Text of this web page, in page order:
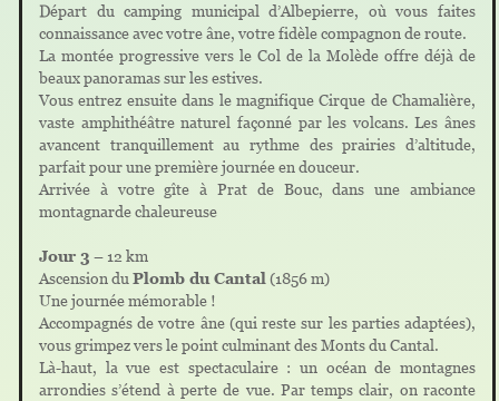
Départ du camping municipal d’Albepierre, où vous faites
connaissance avec votre âne, votre fidèle compagnon de route.
La montée progressive vers le Col de la Molède offre déjà de
beaux panoramas sur les estives.
Vous entrez ensuite dans le magnifique Cirque de Chamalière,
vaste amphithéâtre naturel façonné par les volcans. Les ânes
avancent tranquillement au rythme des prairies d’altitude,
parfait pour une première journée en douceur.
Arrivée à votre gîte à Prat de Bouc, dans une ambiance
montagnarde chaleureuse
Jour 3 – 12 km
Ascension duPlomb du Cantal(1856 m)
Une journée mémorable !
Accompagnés de votre âne (qui reste sur les parties adaptées),
vous grimpez vers le point culminant des Monts du Cantal.
Là-haut, la vue est spectaculaire : un océan de montagnes
arrondies s’étend à perte de vue. Par temps clair, on raconte